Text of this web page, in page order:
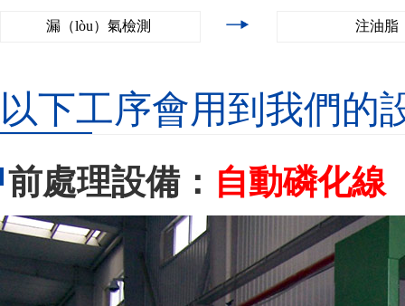
漏（lòu）氣檢測 注油脂
以下工序會用到我們的
前處理設備： 自動磷化線